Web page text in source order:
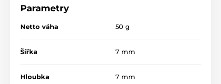
Parametry
Netto váha 50 g
Šířka 7 mm
Hloubka 7 mm